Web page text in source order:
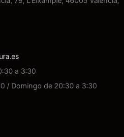
a 3:30
/ Domingo de 20:30 a 3:30